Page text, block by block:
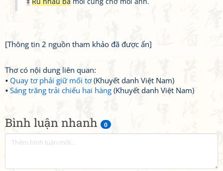
Bình luận nhanh 0
[Thông tin 2 nguồn tham khảo đã được ẩn]
Thơ có nội dung liên quan:
Quay tơ phải giữ mối tơ(Khuyết danh Việt Nam)
Sáng trăng trải chiếu hai hàng (Khuyết danh Việt Nam)